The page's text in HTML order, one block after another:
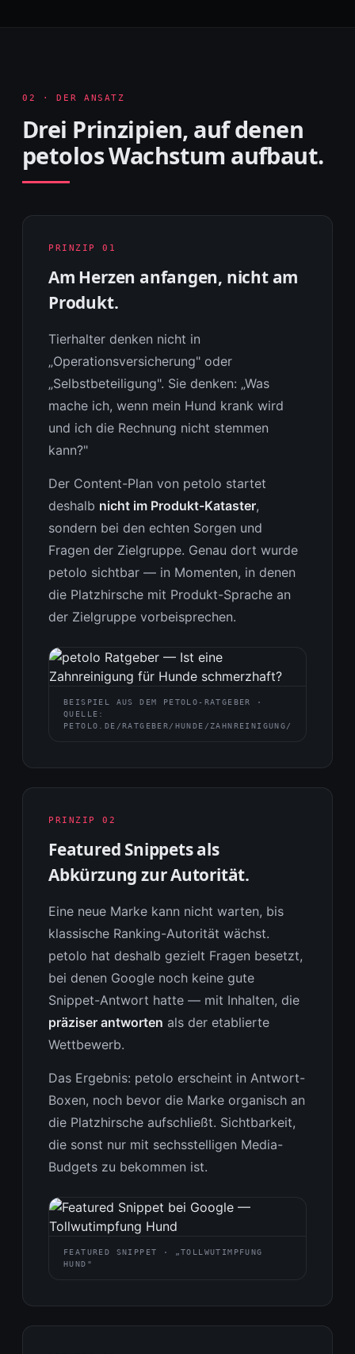
02 · DER ANSATZ
Drei Prinzipien, auf denen
petolos Wachstum aufbaut.
PRINZIP 01
Am Herzen anfangen, nicht am
Produkt.
Tierhalter denken nicht in
„Operationsversicherung" oder
„Selbstbeteiligung". Sie denken: „Was
mache ich, wenn mein Hund krank wird
und ich die Rechnung nicht stemmen
kann?"
Der Content-Plan von petolo startet
deshalb nicht im Produkt-Kataster,
sondern bei den echten Sorgen und
Fragen der Zielgruppe. Genau dort wurde
petolo sichtbar — in Momenten, in denen
die Platzhirsche mit Produkt-Sprache an
der Zielgruppe vorbeisprechen.
BEISPIEL AUS DEM PETOLO-RATGEBER ·
QUELLE:
PETOLO.DE/RATGEBER/HUNDE/ZAHNREINIGUNG/
PRINZIP 02
Featured Snippets als
Abkürzung zur Autorität.
Eine neue Marke kann nicht warten, bis
klassische Ranking-Autorität wächst.
petolo hat deshalb gezielt Fragen besetzt,
bei denen Google noch keine gute
Snippet-Antwort hatte — mit Inhalten, die
präziser antworten als der etablierte
Wettbewerb.
Das Ergebnis: petolo erscheint in Antwort-
Boxen, noch bevor die Marke organisch an
die Platzhirsche aufschließt. Sichtbarkeit,
die sonst nur mit sechsstelligen Media-
Budgets zu bekommen ist.
FEATURED SNIPPET · „TOLLWUTIMPFUNG
HUND"